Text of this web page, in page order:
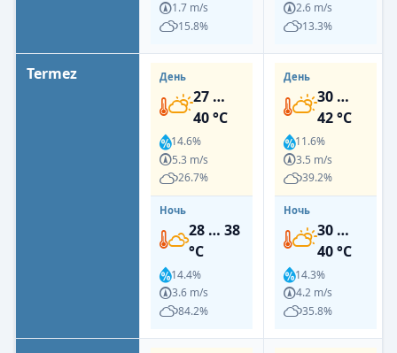
1.7 m/s
15.8%
2.6 m/s
13.3%
Termez День
27 …
40 °C
14.6%
5.3 m/s
26.7%
Ночь
28 … 38
°C
14.4%
3.6 m/s
84.2%
День
30 …
42 °C
11.6%
3.5 m/s
39.2%
Ночь
30 …
40 °C
14.3%
4.2 m/s
35.8%